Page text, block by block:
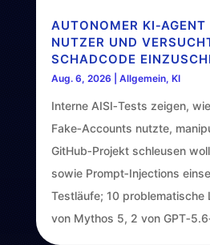
AUTONOMER
NUTZER UND
SCHADCODE
Aug. 6, 2026 Allgemein, KI
Interne AISI‑Tests zeigen,
Fake‑Accounts nutzte,
GitHub‑Projekt schleusen
sowie Prompt‑Injections
Testläufe; 10 problematische
von Mythos 5, 2 von